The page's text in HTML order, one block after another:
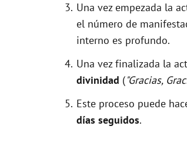
Una vez empezada la
el número de
interno es profundo.
Una vez finalizada la
divinidad ("Gracias,
Este proceso puede
días seguidos.